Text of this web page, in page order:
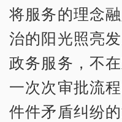
将服务的理念
治的阳光照亮
政务服务，不
一次次审批流
件件矛盾纠纷